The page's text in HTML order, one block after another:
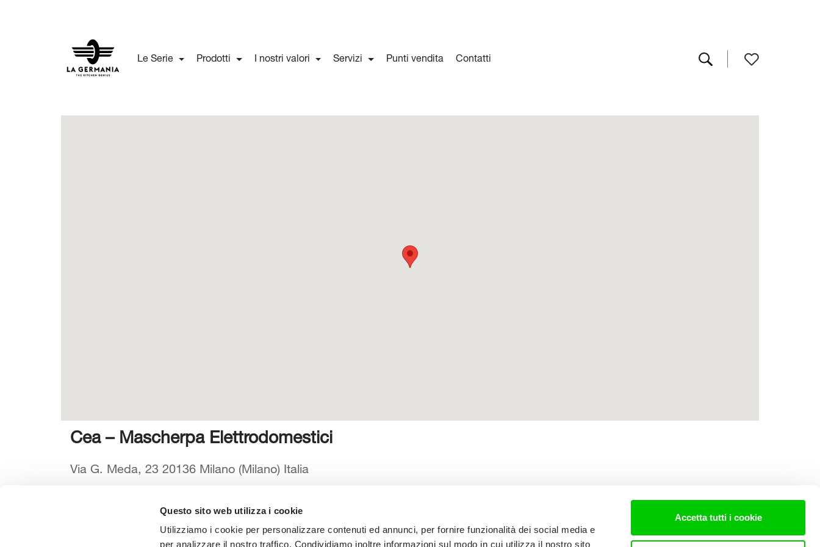
Questo sito web utilizza i cookie
Utilizziamo i cookie per personalizzare contenuti ed annunci, per fornire funzionalità dei social media e
per analizzare il nostro traffico. Condividiamo inoltre informazioni sul modo in cui utilizza il nostro sito
Accetta tutti i cookie
Le Serie Prodotti I nostri valori Servizi Punti vendita Contatti
Cea – Mascherpa Elettrodomestici
Via G. Meda, 23 20136 Milano (Milano) Italia
Seleziona la tua Area Scarica il catalogo Manuali d’istruzione Contatti Lavora con noi